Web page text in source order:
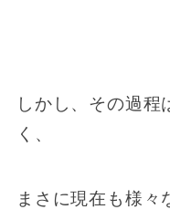
しかし、その過程
く、
まさに現在も様々